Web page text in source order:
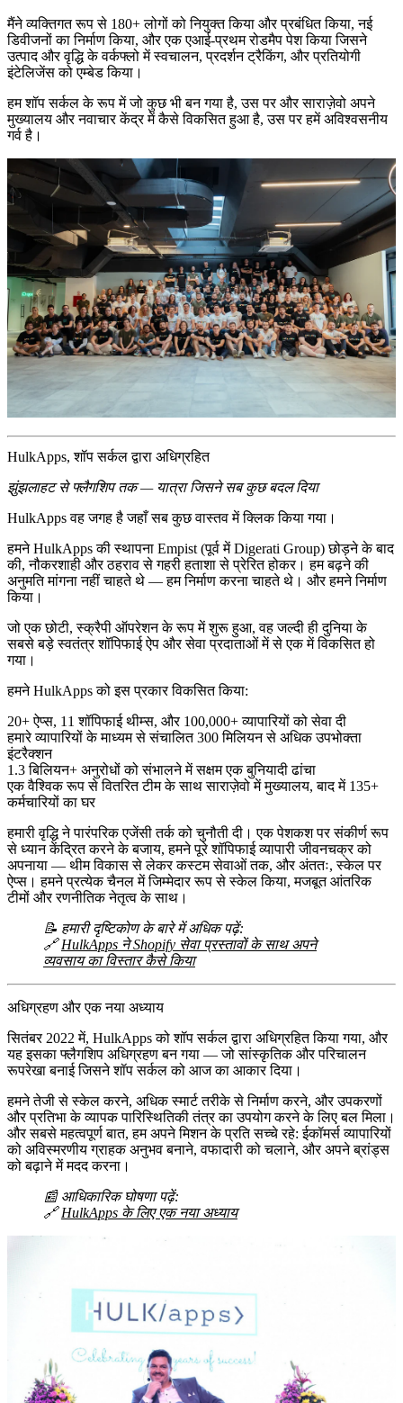
मैंने व्यक्तिगत रूप से 180+ लोगों को नियुक्त किया और प्रबंधित किया,नई
डिवीजनों का निर्माणकिया, और एकएआई-प्रथम रोडमैपपेश किया जिसने
उत्पाद और वृद्धि के वर्कफ्लो में स्वचालन, प्रदर्शन ट्रैकिंग, और प्रतियोगी
इंटेलिजेंस को एम्बेड किया।
हम शॉप सर्कल के रूप में जो कुछ भी बन गया है, उस पर और साराज़ेवो अपने
मुख्यालय और नवाचार केंद्र में कैसे विकसित हुआ है, उस पर हमें अविश्वसनीय
गर्व है।
HulkApps, शॉप सर्कल द्वारा अधिग्रहित
झुंझलाहट से फ्लैगशिप तक — यात्रा जिसने सब कुछ बदल दिया
HulkApps वह जगह है जहाँ सब कुछ वास्तव में क्लिक किया गया।
हमने HulkApps की स्थापना Empist (पूर्व में Digerati Group) छोड़ने के बाद
की, नौकरशाही और ठहराव से गहरी हताशा से प्रेरित होकर। हम बढ़ने की
अनुमति मांगना नहीं चाहते थे — हम निर्माण करना चाहते थे। और हमने निर्माण
किया।
जो एक छोटी, स्क्रैपी ऑपरेशन के रूप में शुरू हुआ, वह जल्दी हीदुनिया के
सबसे बड़े स्वतंत्र शॉपिफाई ऐप और सेवा प्रदाताओं में से एकमें विकसित हो
गया।
हमने HulkApps को इस प्रकार विकसित किया:
20+ ऐप्स, 11 शॉपिफाई थीम्स, और 100,000+ व्यापारियों को सेवा दी
हमारे व्यापारियों के माध्यम से संचालित300 मिलियन से अधिक उपभोक्ता
इंटरैक्शन
1.3 बिलियन+ अनुरोधोंको संभालने में सक्षम एक बुनियादी ढांचा
एक वैश्विक रूप से वितरित टीम के साथसाराज़ेवोमें मुख्यालय, बाद में 135+
कर्मचारियोंका घर
हमारी वृद्धि ने पारंपरिक एजेंसी तर्क को चुनौती दी। एक पेशकश पर संकीर्ण रूप
से ध्यान केंद्रित करने के बजाय, हमने पूरे शॉपिफाई व्यापारी जीवनचक्र को
अपनाया — थीम विकाससे लेकरकस्टम सेवाओंतक, और अंततः,स्केल पर
ऐप्स । हमने प्रत्येक चैनल में जिम्मेदार रूप से स्केल किया, मजबूत आंतरिक
टीमों और रणनीतिक नेतृत्व के साथ।
📝 हमारी दृष्टिकोण के बारे में अधिक पढ़ें:
🔗HulkApps ने Shopify सेवा प्रस्तावों के साथ अपने
व्यवसाय का विस्तार कैसे किया
अधिग्रहण और एक नया अध्याय
सितंबर 2022में, HulkApps कोशॉप सर्कलद्वारा अधिग्रहित किया गया, और
यह इसकाफ्लैगशिप अधिग्रहणबन गया — जो सांस्कृतिक और परिचालन
रूपरेखा बनाई जिसने शॉप सर्कल को आज का आकार दिया।
हमने तेजी से स्केल करने, अधिक स्मार्ट तरीके से निर्माण करने, और उपकरणों
और प्रतिभा के व्यापक पारिस्थितिकी तंत्र का उपयोग करने के लिए बल मिला।
और सबसे महत्वपूर्ण बात, हम अपने मिशन के प्रति सच्चे रहे: ईकॉमर्स व्यापारियों
को अविस्मरणीय ग्राहक अनुभव बनाने, वफादारी को चलाने, और अपने ब्रांड्स
को बढ़ाने में मदद करना।
📰 आधिकारिक घोषणा पढ़ें:
🔗HulkApps के लिए एक नया अध्याय